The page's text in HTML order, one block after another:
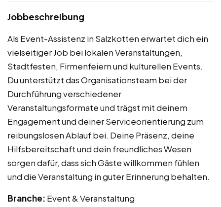
Jobbeschreibung
Als Event-Assistenz in Salzkotten erwartet dich ein
vielseitiger Job bei lokalen Veranstaltungen,
Stadtfesten, Firmenfeiern und kulturellen Events.
Du unterstützt das Organisationsteam bei der
Durchführung verschiedener
Veranstaltungsformate und trägst mit deinem
Engagement und deiner Serviceorientierung zum
reibungslosen Ablauf bei. Deine Präsenz, deine
Hilfsbereitschaft und dein freundliches Wesen
sorgen dafür, dass sich Gäste willkommen fühlen
und die Veranstaltung in guter Erinnerung behalten.
Branche: Event & Veranstaltung